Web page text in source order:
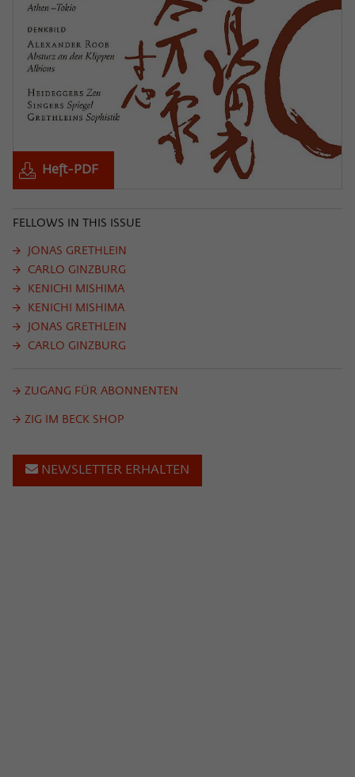
Heft-PDF
FELLOWS IN THIS ISSUE
JONAS GRETHLEIN
CARLO GINZBURG
KENICHI MISHIMA
KENICHI MISHIMA
JONAS GRETHLEIN
CARLO GINZBURG
ZUGANG FÜR ABONNENTEN
ZIG IM BECK SHOP
NEWSLETTER ERHALTEN